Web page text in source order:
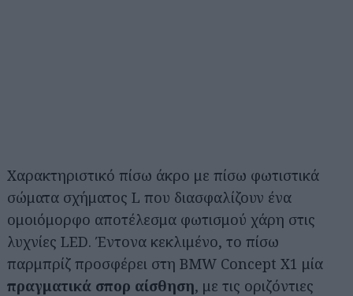
Χαρακτηριστικό πίσω άκρο με πίσω φωτιστικά
σώματα σχήματος L που διασφαλίζουν ένα
ομοιόμορφο αποτέλεσμα φωτισμού χάρη στις
λυχνίες LED. Έντονα κεκλιμένο, το πίσω
παρμπρίζ προσφέρει στη BMW Concept X1 μία
πραγματικά σπορ αίσθηση, με τις οριζόντιες